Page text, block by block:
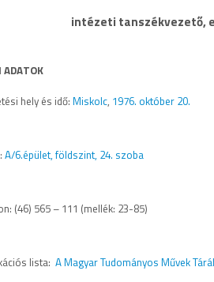
intézeti tanszékvezető,
ADATOK
hely és idő:Miskolc, 1976. október 20.
A/6.épület, földszint, 24. szoba
(46) 565 – 111 (mellék: 23-85)
lista: A Magyar Tudományos Művek